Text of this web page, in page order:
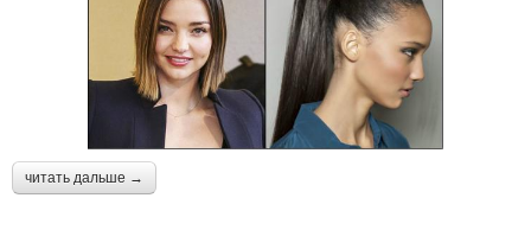
читать дальше →